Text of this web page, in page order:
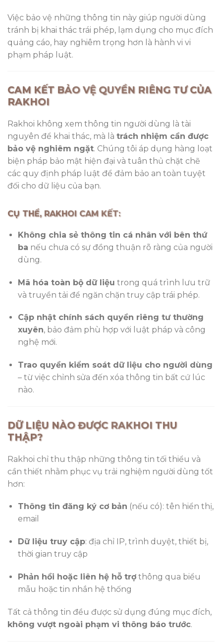
Việc bảo vệ những thông tin này giúp người dùng
tránh bị khai thác trái phép, lạm dụng cho mục đích
quảng cáo, hay nghiêm trọng hơn là hành vi vi
phạm pháp luật.
CAM KẾT BẢO VỆ QUYỀN RIÊNG TƯ CỦA
RAKHOI
Rakhoi không xem thông tin người dùng là tài
nguyên để khai thác, mà là trách nhiệm cần được
bảo vệ nghiêm ngặt. Chúng tôi áp dụng hàng loạt
biện pháp bảo mật hiện đại và tuân thủ chặt chẽ
các quy định pháp luật để đảm bảo an toàn tuyệt
đối cho dữ liệu của bạn.
CỤ THỂ, RAKHOI CAM KẾT:
Không chia sẻ thông tin cá nhân với bên thứ
ba nếu chưa có sự đồng thuận rõ ràng của người
dùng.
Mã hóa toàn bộ dữ liệu trong quá trình lưu trữ
và truyền tải để ngăn chặn truy cập trái phép.
Cập nhật chính sách quyền riêng tư thường
xuyên, bảo đảm phù hợp với luật pháp và công
nghệ mới.
Trao quyền kiểm soát dữ liệu cho người dùng
– từ việc chỉnh sửa đến xóa thông tin bất cứ lúc
nào.
DỮ LIỆU NÀO ĐƯỢC RAKHOI THU
THẬP?
Rakhoi chỉ thu thập những thông tin tối thiểu và
cần thiết nhằm phục vụ trải nghiệm người dùng tốt
hơn:
Thông tin đăng ký cơ bản (nếu có): tên hiển thị,
email
Dữ liệu truy cập: địa chỉ IP, trình duyệt, thiết bị,
thời gian truy cập
Phản hồi hoặc liên hệ hỗ trợthông qua biểu
mẫu hoặc tin nhắn hệ thống
Tất cả thông tin đều được sử dụng đúng mục đích,
không vượt ngoài phạm vi thông báo trước.